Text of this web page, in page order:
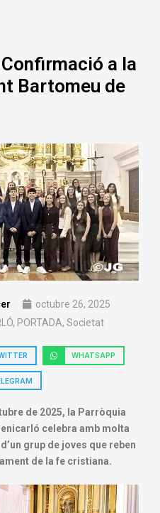
a la
Bartomeu de
octubre 26, 2025
, PORTADA, Societat
WHATSAPP
de 2025, la Parròquia
celebra amb molta
grup de joves que reben
de la fe cristiana.